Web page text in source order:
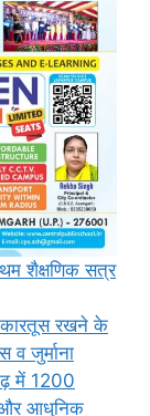
शैक्षणिक सत्र
रखने के
व जुर्माना
में 1200
और आधुनिक